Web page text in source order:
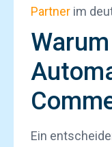
Partner im
Ein